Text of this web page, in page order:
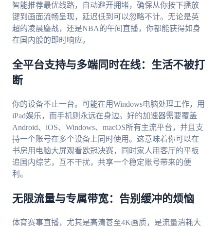
智能推荐最优线路，自动避开拥堵，确保从你按下播放
键到画面流畅呈现，延迟低到可以忽略不计。无论是英
超的凌晨鏖战，还是NBA的午间直播，你都能获得如身
在国内般的即时响应。
全平台支持与多端同时在线：生活不被打
断
你的设备不止一台。可能在用Windows电脑处理工作，用
iPad娱乐，而手机则永远在身边。好的加速器需要覆盖
Android、iOS、Windows、macOS所有主流平台，并且支
持一个账号在多个设备上同时使用。这意味着你可以在
书房用电脑大屏观看欧冠决赛，同时家人用客厅的平板
追国内综艺，互不干扰，共享一个稳定账号带来的便
利。
无限流量与专属带宽：告别缓冲的烦恼
体育赛事直播，尤其是高清甚至4K画质，是流量消耗大